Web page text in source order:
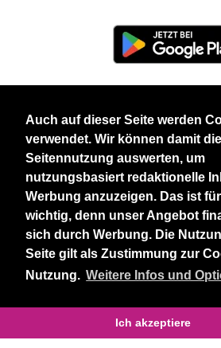
Auch auf dieser Seite werden
verwendet. Wir können damit die
Seitennutzung auswerten, um
nutzungsbasiert redaktionelle
Werbung anzuzeigen. Das ist
wichtig, denn unser Angebot
sich durch Werbung. Die
Seite gilt als Zustimmung zur
Nutzung. Weitere Infos und
Ich akzeptiere
Datenschutzerklärung AGB
Nehmen Sie Kontakt mit uns auf
Unsere anderen
BlackAndBeauties